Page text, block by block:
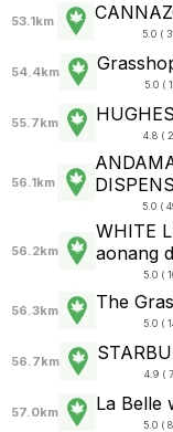
53.1km
5.0 (
54.4km
5.0 (
55.7km
4.8 (
56.1km
5.0 (
56.2km
WHITE
aonang
5.0 (
56.3km The
5.0 (
56.7km
4.9 (
57.0km La Belle
5.0 (